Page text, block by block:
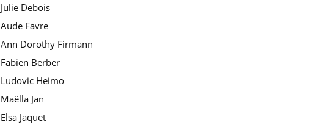
Julie Debois
Aude Favre
Ann Dorothy Firmann
Fabien Berber
Ludovic Heimo
Maëlla Jan
Elsa Jaquet